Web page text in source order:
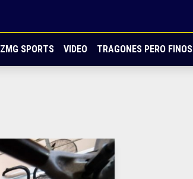
ZMG SPORTS VIDEO TRAGONES PERO FINOS